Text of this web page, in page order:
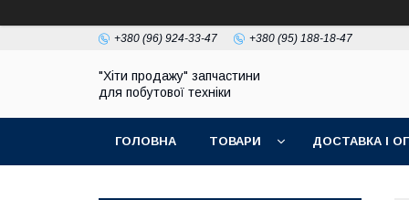
+380 (96) 924-33-47 +380 (95) 188-18-47
"Хіти продажу" запчастини
для побутової техніки
ГОЛОВНА ТОВАРИ ДОСТАВКА І